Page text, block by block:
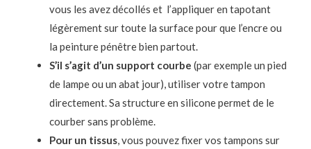
vous les avez décollés et l’appliquer en tapotant
légèrement sur toute la surface pour que l’encre ou
la peinture pénêtre bien partout.
S’il s’agit d’un support courbe (par exemple un pied
de lampe ou un abat jour), utiliser votre tampon
directement. Sa structure en silicone permet de le
courber sans problème.
Pour un tissus, vous pouvez fixer vos tampons sur